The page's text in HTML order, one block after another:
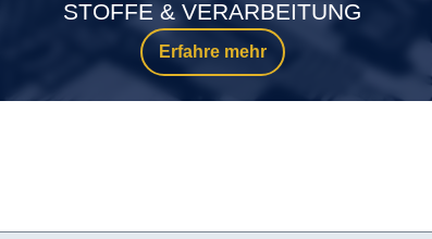
Erfahre mehr
STOFFE & VERARBEITUNG